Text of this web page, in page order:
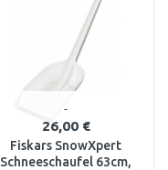
26,00 €
Fiskars SnowXpert
Schneeschaufel 63cm,